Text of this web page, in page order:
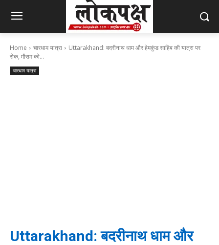
Home चारधाम यात्रा
Uttarakhand: बदरीनाथ धाम और हेमकुंड साहिब की यात्रा पर
रोक, मौसम को...
चारधाम यात्रा
Uttarakhand: बदरीनाथ धाम और